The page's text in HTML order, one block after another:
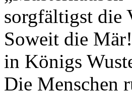
sorgfältigst die
Soweit die
in Königs
Die Menschen